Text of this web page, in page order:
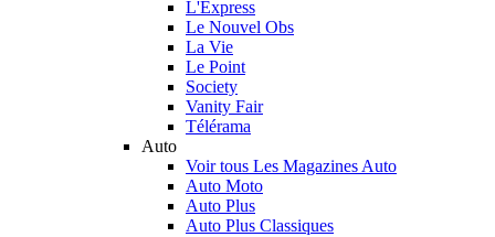
L'Express
Le Nouvel Obs
La Vie
Le Point
Society
Vanity Fair
Télérama
Auto
Voir tous Les Magazines Auto
Auto Moto
Auto Plus
Auto Plus Classiques